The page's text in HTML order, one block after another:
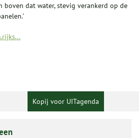
boven dat water, stevig verankerd op de
Kopij voor UITagenda